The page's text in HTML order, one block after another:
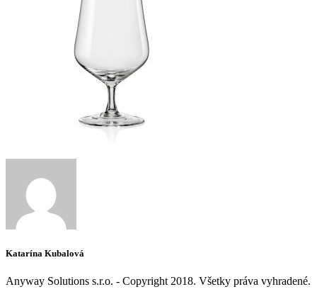
Katarína Kubalová
Anyway Solutions s.r.o. - Copyright 2018. Všetky práva vyhradené.